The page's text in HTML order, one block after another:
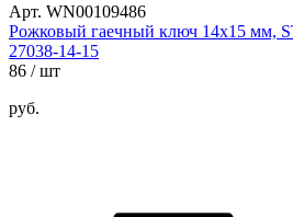
Арт. WN00109486
Рожковый гаечный ключ 14x15 мм,
27038-14-15
86 / шт
руб.